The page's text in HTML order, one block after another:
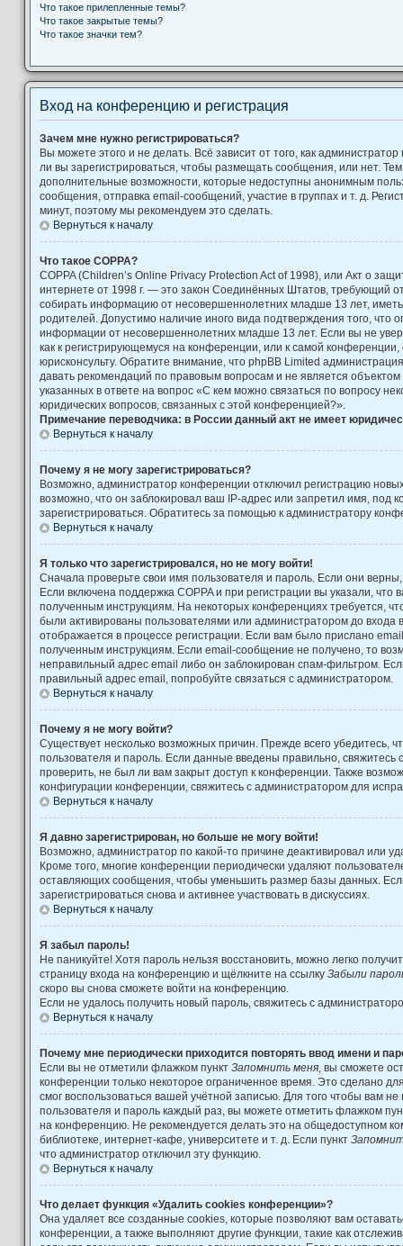
Что такое прилепленные темы?
Что такое закрытые темы?
Что такое значки тем?
Вход на конференцию и регистрация
Зачем мне нужно регистрироваться?
Вы можете этого и не делать. Всё зависит от того, как
ли вы зарегистрироваться, чтобы размещать сообщения, или нет.
дополнительные возможности, которые недоступны анонимным
сообщения, отправка email-сообщений, участие в группах и т. д.
минут, поэтому мы рекомендуем это сделать.
Вернуться к началу
Что такое COPPA?
COPPA (Children’s Online Privacy Protection Act of 1998), или Акт о
интернете от 1998 г. — это закон Соединённых Штатов, требующий
собирать информацию от несовершеннолетних младше 13 лет, иметь
родителей. Допустимо наличие иного вида подтверждения того, что
информации от несовершеннолетних младше 13 лет. Если вы не
как к регистрирующемуся на конференции, или к самой
юрисконсульту. Обратите внимание, что phpBB Limited
давать рекомендаций по правовым вопросам и не является
указанных в ответе на вопрос «С кем можно связаться по вопросу
юридических вопросов, связанных с этой конференцией?».
Примечание переводчика: в России данный акт не имеет
Вернуться к началу
Почему я не могу зарегистрироваться?
Возможно, администратор конференции отключил регистрацию
возможно, что он заблокировал ваш IP-адрес или запретил имя, под
зарегистрироваться. Обратитесь за помощью к администратору
Вернуться к началу
Я только что зарегистрировался, но не могу войти!
Сначала проверьте свои имя пользователя и пароль. Если они
Если включена поддержка COPPA и при регистрации вы указали, что
полученным инструкциям. На некоторых конференциях требуется,
были активированы пользователями или администратором до входа
отображается в процессе регистрации. Если вам было прислано
полученным инструкциям. Если email-сообщение не получено, то
неправильный адрес email либо он заблокирован спам-фильтром.
правильный адрес email, попробуйте связаться с администратором.
Вернуться к началу
Почему я не могу войти?
Существует несколько возможных причин. Прежде всего убедитесь,
пользователя и пароль. Если данные введены правильно, свяжитесь
проверить, не был ли вам закрыт доступ к конференции. Также
конфигурации конференции, свяжитесь с администратором для
Вернуться к началу
Я давно зарегистрирован, но больше не могу войти!
Возможно, администратор по какой-то причине деактивировал или
Кроме того, многие конференции периодически удаляют
оставляющих сообщения, чтобы уменьшить размер базы данных.
зарегистрироваться снова и активнее участвовать в дискуссиях.
Вернуться к началу
Я забыл пароль!
Не паникуйте! Хотя пароль нельзя восстановить, можно легко
страницу входа на конференцию и щёлкните на ссылку Забыли
скоро вы снова сможете войти на конференцию.
Если не удалось получить новый пароль, свяжитесь с
Вернуться к началу
Почему мне периодически приходится повторять ввод имени и
Если вы не отметили флажком пункт Запомнить меня , вы сможете
конференции только некоторое ограниченное время. Это сделано
смог воспользоваться вашей учётной записью. Для того чтобы вам
пользователя и пароль каждый раз, вы можете отметить флажком
на конференцию. Не рекомендуется делать это на общедоступном
библиотеке, интернет-кафе, университете и т. д. Если пункт
что администратор отключил эту функцию.
Вернуться к началу
Что делает функция «Удалить cookies конференции»?
Она удаляет все созданные cookies, которые позволяют вам
конференции, а также выполняют другие функции, такие как